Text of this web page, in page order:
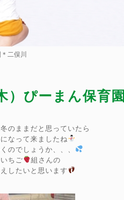
二俣川
）ぴーまん保育
のままだと思っていたら
なって来ましたね
のでしょうか、、、
ちご
組さんの
したいと思います